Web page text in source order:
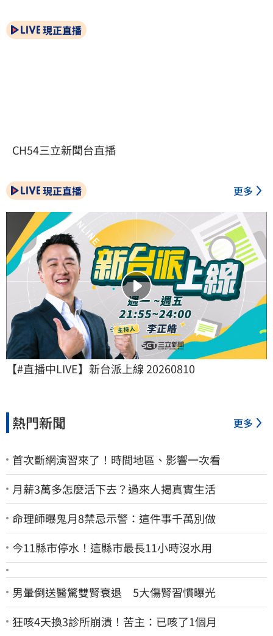
現正直播
CH54三立新聞台直播
現正直播 更多
【#直播中LIVE】新台派上線 20260810
熱門新聞 更多
首次斷網演習來了！時間地區、影響一次看
月薪3萬多怎麼活下去？過來人揭真實生活
命理師曝鬼月8禁忌示警：這件事千萬別做
今11縣市停水！這縣市最長11小時沒水用
男暈倒送醫驚雙腎衰退 5大傷腎習慣曝光
狂咳4天換3診所崩潰！苦主：已咳了1個月